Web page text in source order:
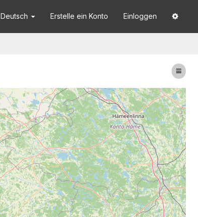
Deutsch Erstelle ein Konto Einloggen